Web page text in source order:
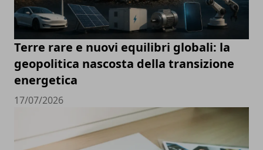
Terre rare e nuovi equilibri globali: la
geopolitica nascosta della transizione
energetica
17/07/2026